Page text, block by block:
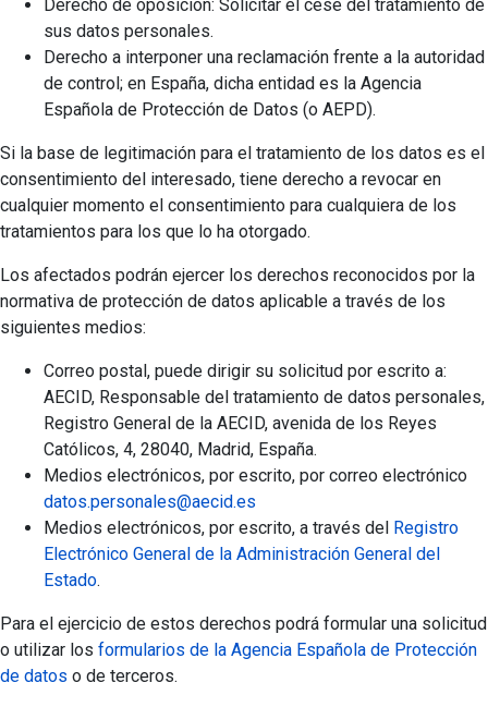
Derecho de oposición: Solicitar el cese del tratamiento de
sus datos personales.
Derecho a interponer una reclamación frente a la autoridad
de control; en España, dicha entidad es la Agencia
Española de Protección de Datos (o AEPD).
Si la base de legitimación para el tratamiento de los datos es el
consentimiento del interesado, tiene derecho a revocar en
cualquier momento el consentimiento para cualquiera de los
tratamientos para los que lo ha otorgado.
Los afectados podrán ejercer los derechos reconocidos por la
normativa de protección de datos aplicable a través de los
siguientes medios:
Correo postal, puede dirigir su solicitud por escrito a:
AECID, Responsable del tratamiento de datos personales,
Registro General de la AECID, avenida de los Reyes
Católicos, 4, 28040, Madrid, España.
Medios electrónicos, por escrito, por correo electrónico
datos.personales@aecid.es
Medios electrónicos, por escrito, a través del Registro
Electrónico General de la Administración General del
Estado.
Para el ejercicio de estos derechos podrá formular una solicitud
o utilizar los formularios de la Agencia Española de Protección
de datos o de terceros.